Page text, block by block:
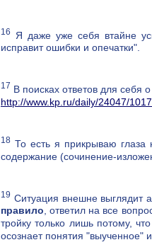
16
Я даже уже себя втайне
исправит ошибки и опечатки".
17 В поисках ответов для себя
http://www.kp.ru/daily/24047/
18 То есть я прикрываю
содержание (сочинение-
19 Ситуация внешне выглядит
правило, ответил на все
тройку только лишь потому,
осознает понятия "выученное"